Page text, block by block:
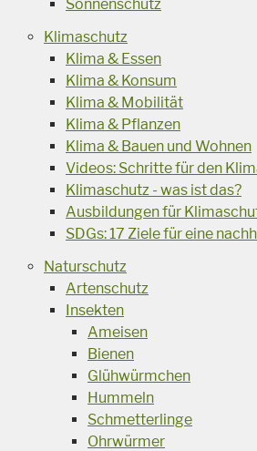
Sonnenschutz
Klimaschutz
Klima & Essen
Klima & Konsum
Klima & Mobilität
Klima & Pflanzen
Klima & Bauen und Wohnen
Videos: Schritte für den
Klimaschutz - was ist das?
Ausbildungen für
SDGs: 17 Ziele für eine
Naturschutz
Artenschutz
Insekten
Ameisen
Bienen
Glühwürmchen
Hummeln
Schmetterlinge
Ohrwürmer